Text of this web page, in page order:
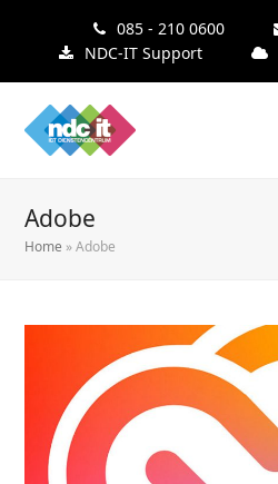
085 - 210 0600
NDC-IT Support
Adobe
Home »Adobe